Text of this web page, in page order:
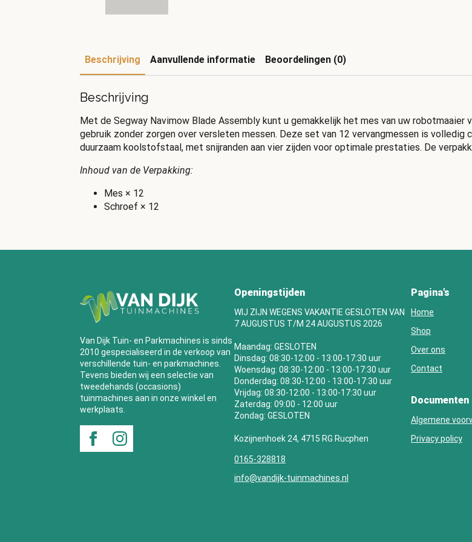
Beschrijving Aanvullende informatie Beoordelingen (0)
Beschrijving
Met de Segway Navimow Blade Assembly kunt u gemakkelijk het mes van uw robotmaaier
gebruik zonder zorgen over versleten messen. Deze set van 12 vervangmessen is
duurzaam koolstofstaal, met snijranden aan vier zijden voor optimale prestaties. De
Inhoud van de Verpakking:
Mes × 12
Schroef × 12
Van Dijk Tuin- en Parkmachines is sinds
2010 gespecialiseerd in de verkoop van
verschillende tuin- en parkmachines.
Tevens bieden wij een selectie van
tweedehands (occasions)
tuinmachines aan in onze winkel en
werkplaats.
Openingstijden
WIJ ZIJN WEGENS VAKANTIE GESLOTEN VAN
7 AUGUSTUS T/M 24 AUGUSTUS 2026
Maandag: GESLOTEN
Dinsdag: 08:30-12:00 - 13:00-17:30 uur
Woensdag: 08:30-12:00 - 13:00-17:30 uur
Donderdag: 08:30-12:00 - 13:00-17:30 uur
Vrijdag: 08:30-12:00 - 13:00-17:30 uur
Zaterdag: 09:00 - 12:00 uur
Zondag: GESLOTEN
Kozijnenhoek 24, 4715 RG Rucphen
0165-328818
info@vandijk-tuinmachines.nl
Pagina's
Home
Shop
Over ons
Contact
Documenten
Algemene
Privacy policy